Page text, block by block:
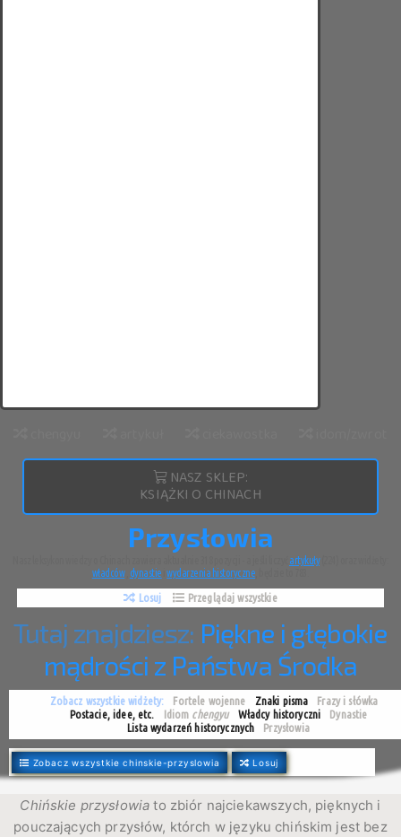
NASZ SKLEP:
KSIĄŻKI O CHINACH
Przysłowia
artykuły(224) oraz widżety:
władców, dynastie iwydarzenia historyczne
Losuj Przeglądaj wszystkie
Tutaj znajdziesz: Piękne i głębokie
mądrości z Państwa Środka
Zobacz wszystkie widżety: Fortele wojenne Znaki pisma
Frazy i słówka
Postacie, idee, etc.
Idiom chengyu Władcy historyczni
Dynastie
Lista wydarzeń historycznych
Przysłowia
Zobacz wszystkie chinskie-przyslowia Losuj
Chińskie przysłowia to zbiór najciekawszych, pięknych i
pouczających przysłów, którch w języku chińskim jest bez